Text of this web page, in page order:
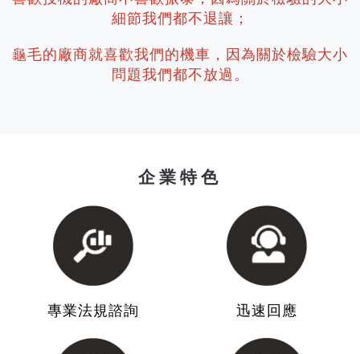
細節我們都不退讓；
龜毛的廠商就喜歡我們的機車，因為關於檢驗大小
問題我們都不放過。
企業特色
專業法規諮詢 迅速回應